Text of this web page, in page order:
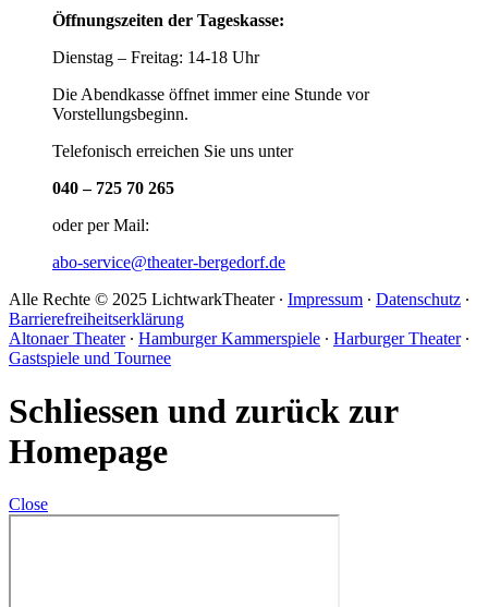
Öffnungszeiten der Tageskasse:
Dienstag – Freitag: 14-18 Uhr
Die Abendkasse öffnet immer eine Stunde vor
Vorstellungsbeginn.
Telefonisch erreichen Sie uns unter
040 – 725 70 265
oder per Mail:
abo-service@theater-bergedorf.de
Alle Rechte © 2025 LichtwarkTheater ∙ Impressum ∙ Datenschutz ∙
Barrierefreiheitserklärung
Altonaer Theater∙ Hamburger Kammerspiele ∙ Harburger Theater∙
Gastspiele und Tournee
Schliessen und zurück zur
Homepage
Close